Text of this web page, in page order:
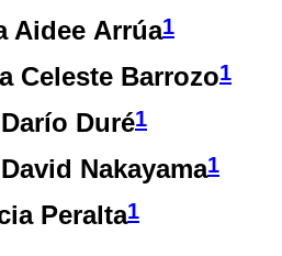
Aidee Arrúa1
Celeste Barrozo1
Duré1
Nakayama1
Peralta1